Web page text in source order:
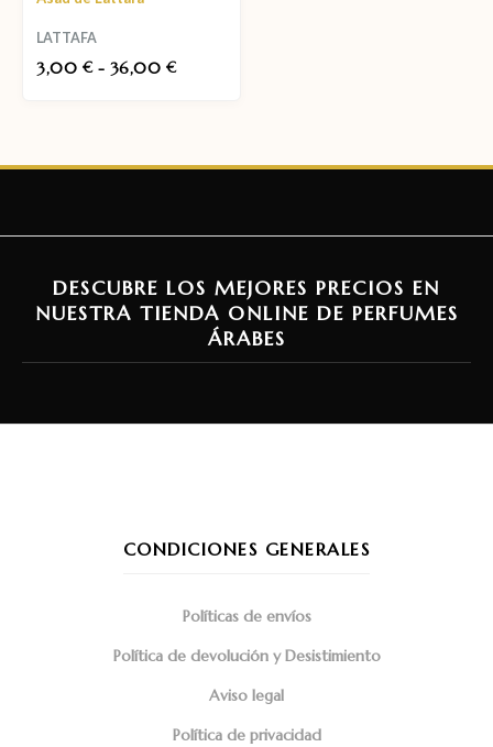
LATTAFA
3,00 € - 36,00 €
DESCUBRE LOS MEJORES PRECIOS EN
NUESTRA TIENDA ONLINE DE PERFUMES
ÁRABES
CONDICIONES GENERALES
Políticas de envíos
Política de devolución y Desistimiento
Aviso legal
Política de privacidad